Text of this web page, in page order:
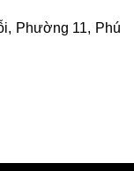
Phường 11, Phú